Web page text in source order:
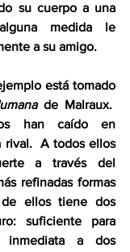
su cuerpo a una
medida le
a su amigo.
está tomado
de Malraux.
han caído en
rival.  A todos ellos
a través del
refinadas formas
ellos tiene dos
suficiente para
a dos